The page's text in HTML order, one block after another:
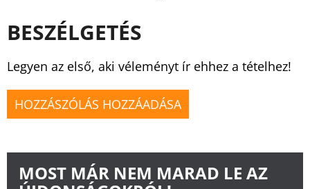
BESZÉLGETÉS
Legyen az első, aki véleményt ír ehhez a tételhez!
HOZZÁSZÓLÁS HOZZÁADÁSA
MOST MÁR NEM MARAD LE AZ